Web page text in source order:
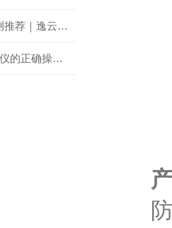
工业 H2S 在线监测推荐｜逸云天 MIC-600-H2S 固定式硫化氢检测仪评测
详述甲烷浓度检测仪的正确操作使用方法
产
防爆